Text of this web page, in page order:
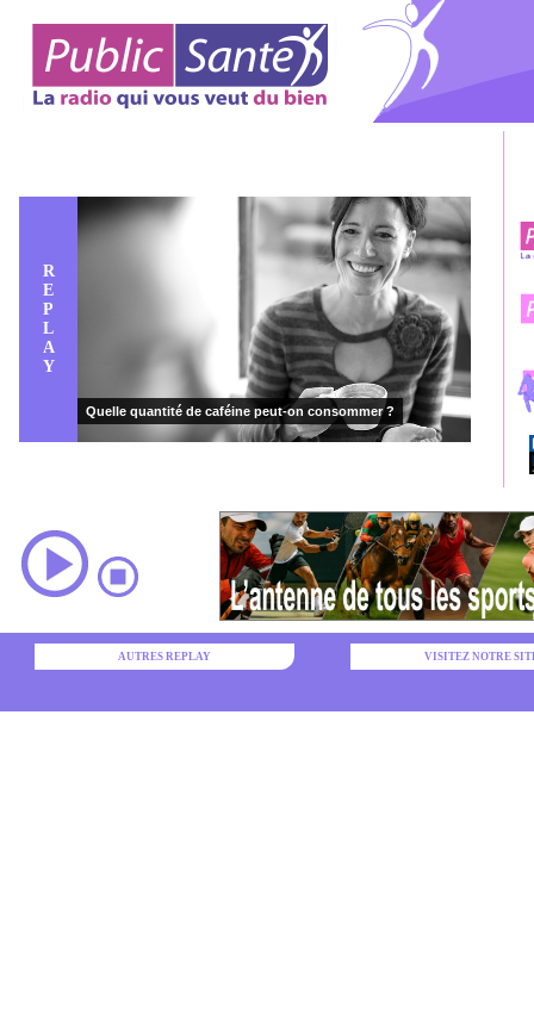
R
E
P
L
A
Y
Quelle quantité de caféine peut-on consommer ?
AUTRES REPLAY VISITEZ NOTRE